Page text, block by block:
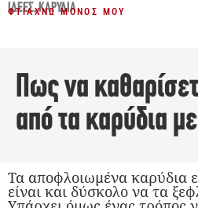
ΙΔΈΕΣ,ΚΑΡΎΔΙΑ
ΦΤΙΆΧΝΩ ΜΌΝΟΣ ΜΟΥ
Πως να
από τα καρύδια
Τα αποφλοιωμένα καρύδια
είναι και δύσκολο να τα